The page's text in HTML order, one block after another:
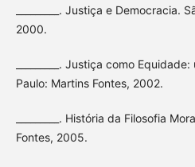
_________. Justiça e Democracia.
2000.
_________. Justiça como
Paulo: Martins Fontes, 2002.
_________. História da Filosofia
Fontes, 2005.